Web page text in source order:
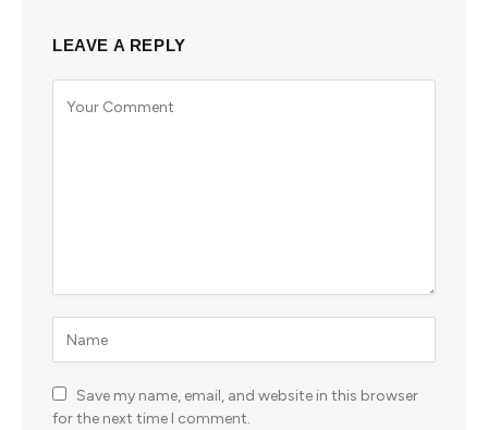
LEAVE A REPLY
Save my name, email, and website in this browser
for the next time I comment.